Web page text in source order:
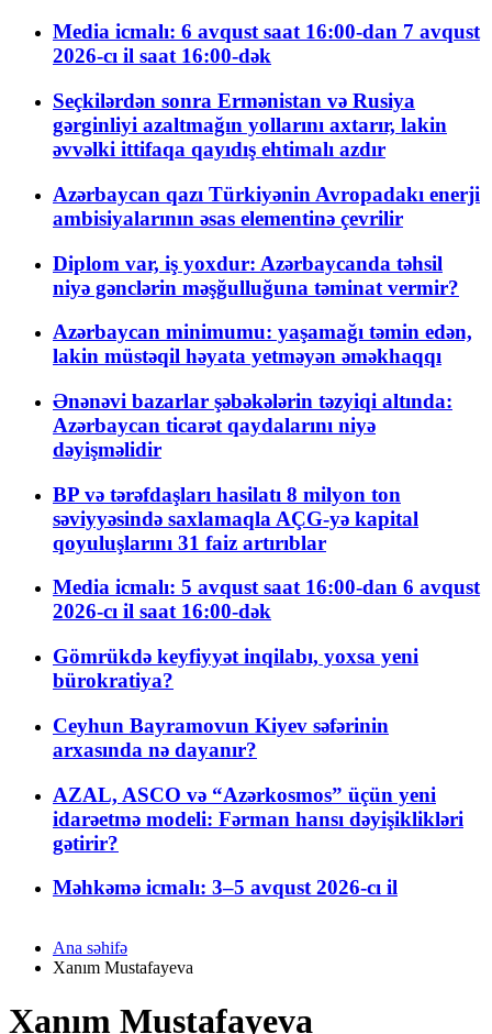
Media icmalı: 6 avqust saat 16:00-dan 7 avqust
2026-cı il saat 16:00-dək
Seçkilərdən sonra Ermənistan və Rusiya
gərginliyi azaltmağın yollarını axtarır, lakin
əvvəlki ittifaqa qayıdış ehtimalı azdır
Azərbaycan qazı Türkiyənin Avropadakı enerji
ambisiyalarının əsas elementinə çevrilir
Diplom var, iş yoxdur: Azərbaycanda təhsil
niyə gənclərin məşğulluğuna təminat vermir?
Azərbaycan minimumu: yaşamağı təmin edən,
lakin müstəqil həyata yetməyən əməkhaqqı
Ənənəvi bazarlar şəbəkələrin təzyiqi altında:
Azərbaycan ticarət qaydalarını niyə
dəyişməlidir
BP və tərəfdaşları hasilatı 8 milyon ton
səviyyəsində saxlamaqla AÇG-yə kapital
qoyuluşlarını 31 faiz artırıblar
Media icmalı: 5 avqust saat 16:00-dan 6 avqust
2026-cı il saat 16:00-dək
Gömrükdə keyfiyyət inqilabı, yoxsa yeni
bürokratiya?
Ceyhun Bayramovun Kiyev səfərinin
arxasında nə dayanır?
AZAL, ASCO və “Azərkosmos” üçün yeni
idarəetmə modeli: Fərman hansı dəyişiklikləri
gətirir?
Məhkəmə icmalı: 3–5 avqust 2026-cı il
Ana səhifə
Xanım Mustafayeva
Xanım Mustafayeva